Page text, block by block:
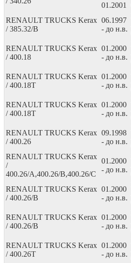
01.2001
RENAULT TRUCKS Kerax
/ 385.32/B
06.1997
- до н.в.
RENAULT TRUCKS Kerax
/ 400.18
01.2000
- до н.в.
RENAULT TRUCKS Kerax
/ 400.18T
01.2000
- до н.в.
RENAULT TRUCKS Kerax
/ 400.18T
01.2000
- до н.в.
RENAULT TRUCKS Kerax
/ 400.26
09.1998
- до н.в.
RENAULT TRUCKS Kerax
/
400.26/A,400.26/B,400.26/C
01.2000
- до н.в.
RENAULT TRUCKS Kerax
/ 400.26/B
01.2000
- до н.в.
RENAULT TRUCKS Kerax
/ 400.26/B
01.2000
- до н.в.
RENAULT TRUCKS Kerax
/ 400.26T
01.2000
- до н.в.